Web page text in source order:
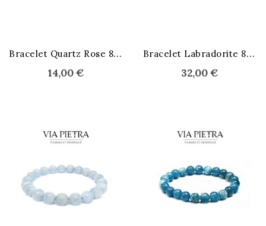
B
racelet Quartz Rose 8 mm
14,00 €
B
racelet Labradorite 8 mm
32,00 €